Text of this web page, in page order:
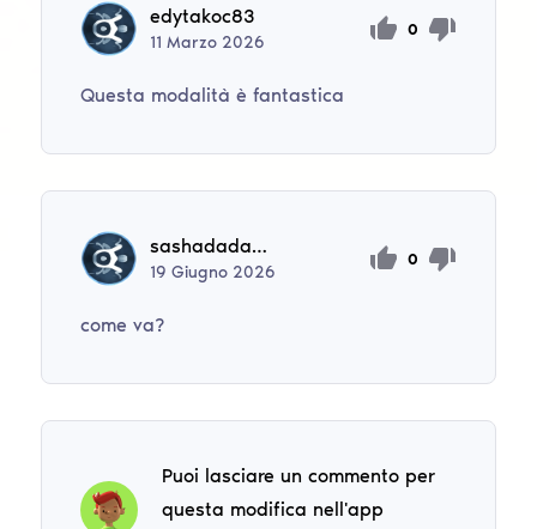
edytakoc83
11Marzo 2026
0
Questa modalità è fantastica
sashadada22
19Giugno 2026
0
come va?
Puoi lasciare un commento per
questa modifica nell'app